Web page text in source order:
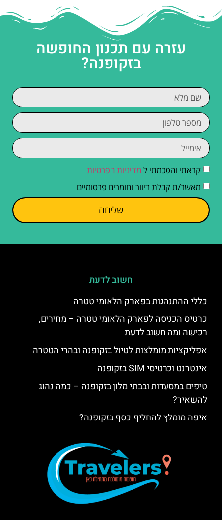
עזרה עם תכנון החופשה
בזקופנה?
קראתי והסכמתי ל מדיניות הפרטיות
מאשר/ת קבלת דיוור וחומרים פרסומיים
שליחה
חשוב לדעת
כללי ההתנהגות בפארק הלאומי טטרה
כרטיס הכניסה לפארק הלאומי טטרה – מחירים,
רכישה ומה חשוב לדעת
אפליקציות מומלצות לטיול בזקופנה ובהרי הטטרה
אינטרנט וכרטיסי SIM בזקופנה
טיפים במסעדות ובבתי מלון בזקופנה – כמה נהוג
להשאיר?
איפה מומלץ להחליף כסף בזקופנה?